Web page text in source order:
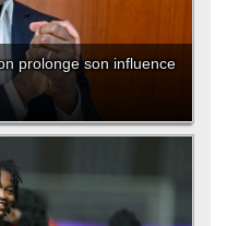
prolonge son influence